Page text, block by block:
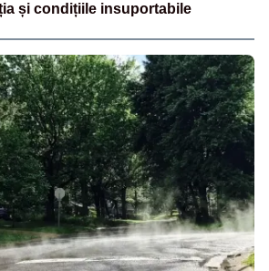
și condițiile insuportabile